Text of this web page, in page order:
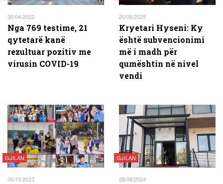
30/04/2022
Nga 769 testime, 21
qytetarë kanë
rezultuar pozitiv me
virusin COVID-19
20/06/2025
Kryetari Hyseni: Ky
është subvencionimi
më i madh për
qumështin në nivel
vendi
GJILAN
06/10/2023
GJILAN
28/08/2024